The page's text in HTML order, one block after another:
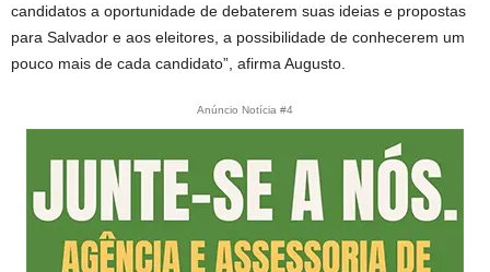
candidatos a oportunidade de debaterem suas ideias e propostas
para Salvador e aos eleitores, a possibilidade de conhecerem um
pouco mais de cada candidato”, afirma Augusto.
Anúncio Notícia #4